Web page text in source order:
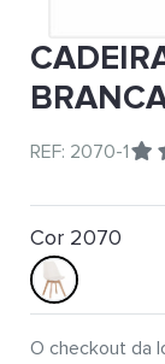
REF: 2070-1
Cor 2070
O checkout da